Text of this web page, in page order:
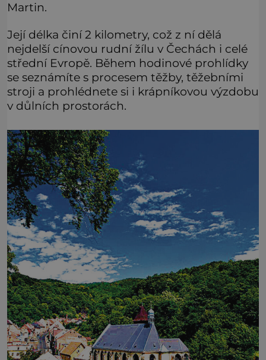
Martin.
Její délka činí 2 kilometry, což z ní dělá
nejdelší cínovou rudní žílu v Čechách i celé
střední Evropě. Během hodinové prohlídky
se seznámíte s procesem těžby, těžebními
stroji a prohlédnete si i krápníkovou výzdobu
v důlních prostorách.